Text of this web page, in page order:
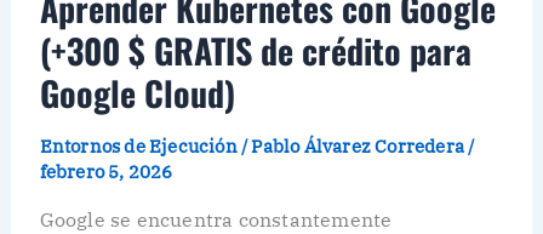
(+300 $ GRATIS de crédito para
Google Cloud)
Entornos de Ejecución/Pablo Álvarez Corredera/
febrero 5, 2026
Google se encuentra constantemente